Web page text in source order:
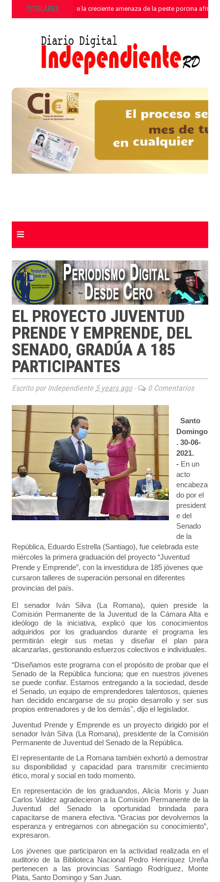
TITULARES
»ANPA alerta sobre la creciente amenaza de la peste porcina
≡
EL PROYECTO JUVENTUD
PRENDE Y EMPRENDE, DEL
SENADO, GRADÚA A 185
PARTICIPANTES
Escrito por Independiente 5 years ago- 0 Comentarios
Santo
Domingo
. 30-06-
2021.
- En un
acto
encabeza
do por el
president
e del
Senado
de la
República, Eduardo Estrella (Santiago), fue celebrada este
miércoles la primera graduación del proyecto “Juventud
Prende y Emprende”, con la investidura de 185 jóvenes que
cursaron talleres de superación personal en diferentes
provincias del país.
El senador Iván Silva (La Romana), quien preside la
Comisión Permanente de la Juventud de la Cámara Alta e
ideólogo de la iniciativa, explicó que los conocimientos
adquiridos por los graduandos durante el programa les
permitirán elegir sus metas y diseñar el plan para
alcanzarlas, gestionando esfuerzos colectivos e individuales.
“Diseñamos este programa con el propósito de probar que el
Senado de la República funciona; que en nuestros jóvenes
se puede confiar. Estamos entregando a la sociedad, desde
el Senado, un equipo de emprendedores talentosos, quienes
han decidido encargarse de su propio desarrollo y ser sus
propios entrenadores y de los demás", dijo el legislador.
Juventud Prende y Emprende es un proyecto dirigido por el
senador Iván Silva (La Romana), presidente de la Comisión
Permanente de Juventud del Senado de la República.
El representante de La Romana también exhortó a demostrar
su disponibilidad y capacidad para transmitir crecimiento
ético, moral y social en todo momento.
En representación de los graduandos, Alicia Moris y Juan
Carlos Valdez agradecieron a la Comisión Permanente de la
Juventud del Senado la oportunidad brindada para
capacitarse de manera efectiva. “Gracias por devolvernos la
esperanza y entregarnos con abnegación su conocimiento”,
expresaron.
Los jóvenes que participaron en la actividad realizada en el
auditorio de la Biblioteca Nacional Pedro Henríquez Ureña
pertenecen a las provincias Santiago Rodríguez, Monte
Plata, Santo Domingo y San Juan.